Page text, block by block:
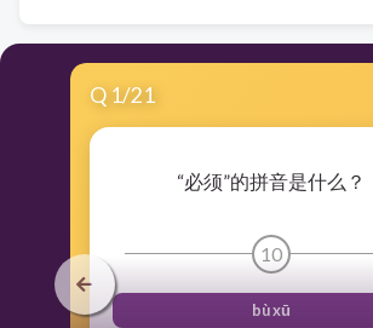
Q 1/21
“必须”的拼音是什么？
10
bù xū